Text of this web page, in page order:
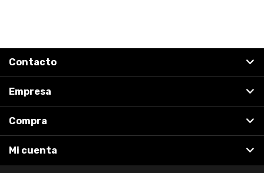
Contacto
Empresa
Compra
Mi cuenta